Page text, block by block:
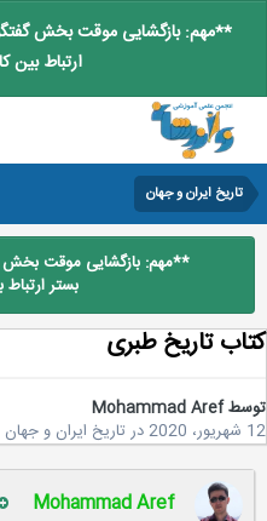
**مهم: بازگشایی موقت بخش
ارتباط بین
تاریخ ایران و جهان
**مهم: بازگشایی موقت بخش
بستر ارتباط
تاریخ طبری
Mohammad Aref
درتاریخ ایران و جهان
Mohammad Aref